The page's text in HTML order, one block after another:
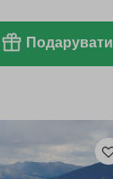
Подарувати